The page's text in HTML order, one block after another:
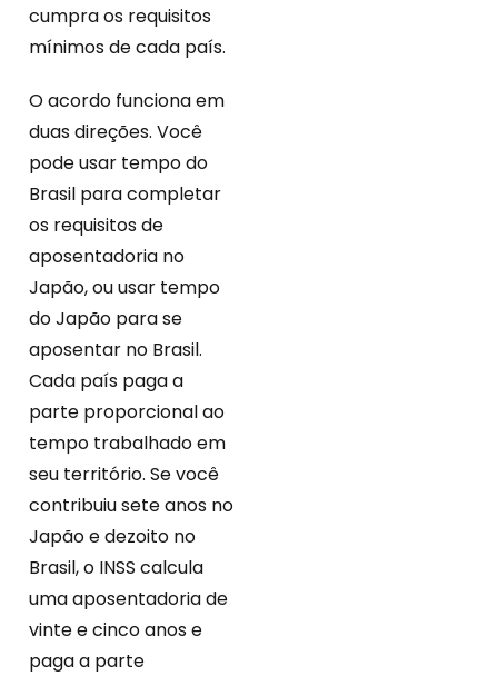
cumpra os requisitos
mínimos de cada país.
O acordo funciona em
duas direções. Você
pode usar tempo do
Brasil para completar
os requisitos de
aposentadoria no
Japão, ou usar tempo
do Japão para se
aposentar no Brasil.
Cada país paga a
parte proporcional ao
tempo trabalhado em
seu território. Se você
contribuiu sete anos no
Japão e dezoito no
Brasil, o INSS calcula
uma aposentadoria de
vinte e cinco anos e
paga a parte